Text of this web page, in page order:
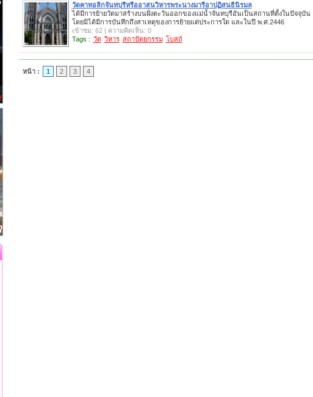
วัดคาทอลิกจันทบุรีหรืออาสนวิหารพระนางมารีอาปฏิสนธินิรมล
ได้มีการย้ายวัดมาสร้างบนฝั่งตะวันออกของแม่น้ำจันทบุรีอันเป็นสถานที่ตั้งในปัจจุบัน
โดยมิได้มีการบันทึกถึงสาเหตุของการย้ายแต่ประการใด และในปี พ.ศ.2446
เข้าชม: 62 | ความคิดเห็น: 0
Tags : วัด วิหาร สถาปัตยกรรม โบสถ์
หน้า : 1 2 3 4